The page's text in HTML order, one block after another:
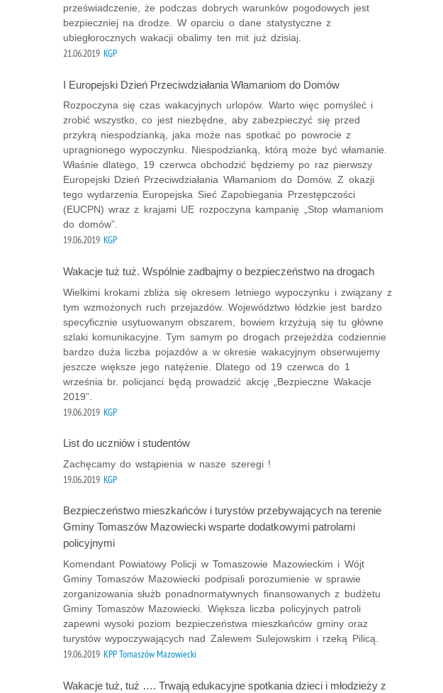
przeświadczenie, że podczas dobrych warunków pogodowych jest
bezpieczniej na drodze. W oparciu o dane statystyczne z
ubiegłorocznych wakacji obalimy ten mit już dzisiaj.
21.06.2019 KGP
I Europejski Dzień Przeciwdziałania Włamaniom do Domów
Rozpoczyna się czas wakacyjnych urlopów. Warto więc pomyśleć i
zrobić wszystko, co jest niezbędne, aby zabezpieczyć się przed
przykrą niespodzianką, jaka może nas spotkać po powrocie z
upragnionego wypoczynku. Niespodzianką, którą może być włamanie.
Właśnie dlatego, 19 czerwca obchodzić będziemy po raz pierwszy
Europejski Dzień Przeciwdziałania Włamaniom do Domów. Z okazji
tego wydarzenia Europejska Sieć Zapobiegania Przestępczości
(EUCPN) wraz z krajami UE rozpoczyna kampanię „Stop włamaniom
do domów”.
19.06.2019 KGP
Wakacje tuż tuż. Wspólnie zadbajmy o bezpieczeństwo na drogach
Wielkimi krokami zbliża się okresem letniego wypoczynku i związany z
tym wzmożonych ruch przejazdów. Województwo łódzkie jest bardzo
specyficznie usytuowanym obszarem, bowiem krzyżują się tu główne
szlaki komunikacyjne. Tym samym po drogach przejeżdża codziennie
bardzo duża liczba pojazdów a w okresie wakacyjnym obserwujemy
jeszcze większe jego natężenie. Dlatego od 19 czerwca do 1
września br. policjanci będą prowadzić akcję „Bezpieczne Wakacje
2019”.
19.06.2019 KGP
List do uczniów i studentów
Zachęcamy do wstąpienia w nasze szeregi !
19.06.2019 KGP
Bezpieczeństwo mieszkańców i turystów przebywających na terenie
Gminy Tomaszów Mazowiecki wsparte dodatkowymi patrolami
policyjnymi
Komendant Powiatowy Policji w Tomaszowie Mazowieckim i Wójt
Gminy Tomaszów Mazowiecki podpisali porozumienie w sprawie
zorganizowania służb ponadnormatywnych finansowanych z budżetu
Gminy Tomaszów Mazowiecki. Większa liczba policyjnych patroli
zapewni wysoki poziom bezpieczeństwa mieszkańców gminy oraz
turystów wypoczywających nad Zalewem Sulejowskim i rzeką Pilicą.
19.06.2019 KPP Tomaszów Mazowiecki
Wakacje tuż, tuż …. Trwają edukacyjne spotkania dzieci i młodzieży z